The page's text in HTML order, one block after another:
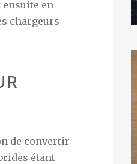
ensuite en
chargeurs
de convertir
étant